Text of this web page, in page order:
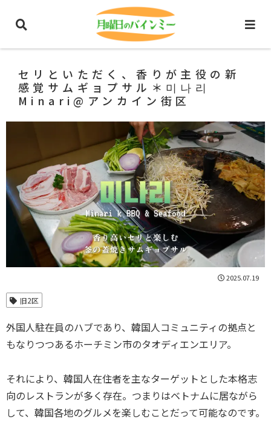
ホーチミングルメ 韓国料理
セリといただく、香りが主役の新
感覚サムギョプサル＊미나리
Minari@アンカイン街区
2025.07.19
旧2区
外国人駐在員のハブであり、韓国人コミュニティの拠点と
もなりつつあるホーチミン市のタオディエンエリア。
それにより、韓国人在住者を主なターゲットとした本格志
向のレストランが多く存在。つまりはベトナムに居ながら
して、韓国各地のグルメを楽しむことだって可能なのです。